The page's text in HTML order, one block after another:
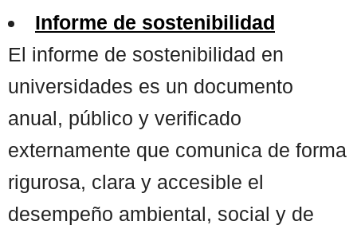
Informe de sostenibilidad
El informe de sostenibilidad en
universidades es un documento
anual, público y verificado
externamente que comunica de forma
rigurosa, clara y accesible el
desempeño ambiental, social y de